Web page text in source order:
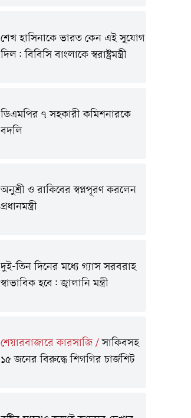
শেখ হাসিনাকে ভারত কেন এই সুযোগ
দিল: বিবিসি বাংলাকে স্বরাষ্ট্রমন্ত্রী
ডিএমপির ৭ সহকারী কমিশনারকে
বদলি
অনুশ্রী ও রাকিবের স্বপ্নপূরণ করলেন
প্রধানমন্ত্রী
দুই-তিন দিনের মধ্যে গ্যাস সরবরাহ
স্বাভাবিক হবে: জ্বালানি মন্ত্রী
শেয়ারবাজারে কারসাজি/সাকিবসহ
১৫ জনের বিরুদ্ধে শিগগির চার্জশিট